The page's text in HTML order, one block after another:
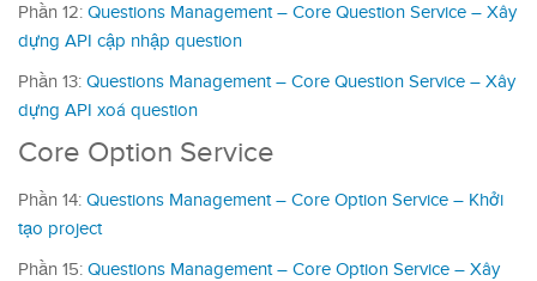
Phần 12: Questions Management – Core Question Service – Xây
dựng API cập nhập question
Phần 13: Questions Management – Core Question Service – Xây
dựng API xoá question
Core Option Service
Phần 14: Questions Management – Core Option Service – Khởi
tạo project
Phần 15: Questions Management – Core Option Service – Xây